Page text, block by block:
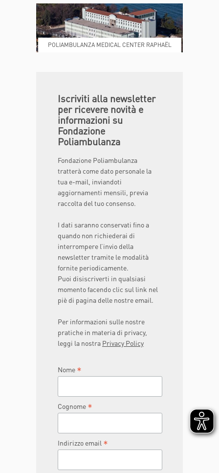
DONA ORA MAGAZINE
POLIAMBULANZA MEDICAL CENTER RAPHAËL
Iscriviti alla newsletter
per ricevere novità e
informazioni su
Fondazione
Poliambulanza
Fondazione Poliambulanza
tratterà come dato personale la
tua e-mail, inviandoti
aggiornamenti mensili, previa
raccolta del tuo consenso.
I dati saranno conservati fino a
quando non richiederai di
interrompere l’invio della
newsletter tramite le modalità
fornite periodicamente.
Puoi disiscriverti in qualsiasi
momento facendo clic sul link nel
piè di pagina delle nostre email.
Per informazioni sulle nostre
pratiche in materia di privacy,
leggi la nostra Privacy Policy
Nome *
Cognome *
Indirizzo email *